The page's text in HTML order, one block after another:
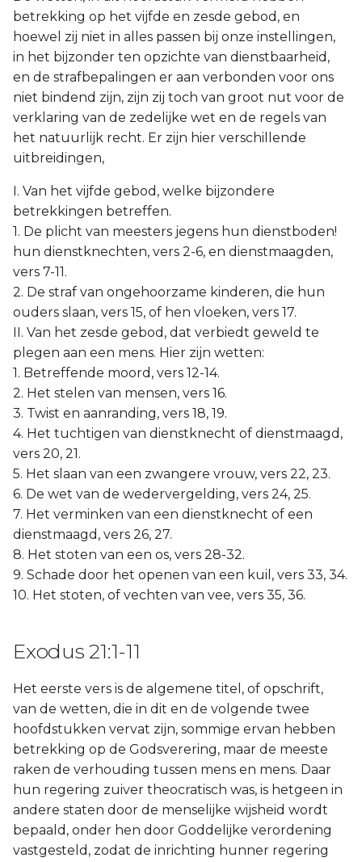
betrekking op het vijfde en zesde gebod, en
hoewel zij niet in alles passen bij onze instellingen,
in het bijzonder ten opzichte van dienstbaarheid,
en de strafbepalingen er aan verbonden voor ons
niet bindend zijn, zijn zij toch van groot nut voor de
verklaring van de zedelijke wet en de regels van
het natuurlijk recht. Er zijn hier verschillende
uitbreidingen,
I. Van het vijfde gebod, welke bijzondere
betrekkingen betreffen.
1. De plicht van meesters jegens hun dienstboden!
hun dienstknechten, vers 2-6, en dienstmaagden,
vers 7-11.
2. De straf van ongehoorzame kinderen, die hun
ouders slaan, vers 15, of hen vloeken, vers 17.
II. Van het zesde gebod, dat verbiedt geweld te
plegen aan een mens. Hier zijn wetten:
1. Betreffende moord, vers 12-14.
2. Het stelen van mensen, vers 16.
3. Twist en aanranding, vers 18, 19.
4. Het tuchtigen van dienstknecht of dienstmaagd,
vers 20, 21.
5. Het slaan van een zwangere vrouw, vers 22, 23.
6. De wet van de wedervergelding, vers 24, 25.
7. Het verminken van een dienstknecht of een
dienstmaagd, vers 26, 27.
8. Het stoten van een os, vers 28-32.
9. Schade door het openen van een kuil, vers 33, 34.
10. Het stoten, of vechten van vee, vers 35, 36.
Exodus 21:1-11
Het eerste vers is de algemene titel, of opschrift,
van de wetten, die in dit en de volgende twee
hoofdstukken vervat zijn, sommige ervan hebben
betrekking op de Godsverering, maar de meeste
raken de verhouding tussen mens en mens. Daar
hun regering zuiver theocratisch was, is hetgeen in
andere staten door de menselijke wijsheid wordt
bepaald, onder hen door Goddelijke verordening
vastgesteld, zodat de inrichting hunner regering